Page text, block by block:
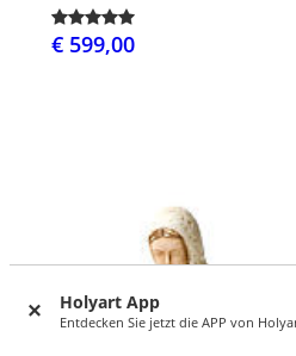
Holyart App
Entdecken Sie jetzt die APP von
€ 599,00